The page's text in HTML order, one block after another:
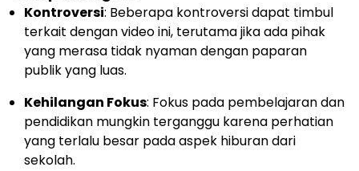
Kontroversi: Beberapa kontroversi dapat timbul
terkait dengan video ini, terutama jika ada pihak
yang merasa tidak nyaman dengan paparan
publik yang luas.
Kehilangan Fokus: Fokus pada pembelajaran dan
pendidikan mungkin terganggu karena perhatian
yang terlalu besar pada aspek hiburan dari
sekolah.